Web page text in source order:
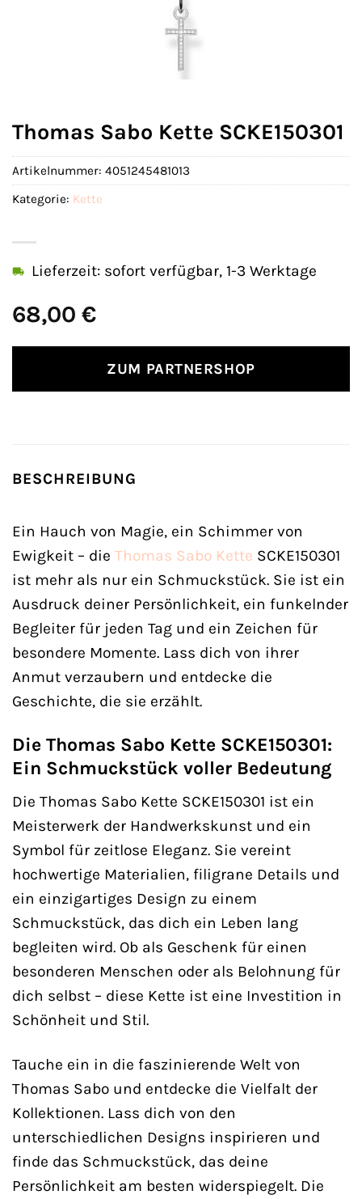
Thomas Sabo Kette SCKE150301
68,00 €
Lieferzeit: sofort verfügbar, 1-3 Werktage
ZUM PARTNERSHOP
Artikelnummer: 4051245481013
Kategorie: Kette
BESCHREIBUNG
Ein Hauch von Magie, ein Schimmer von
Ewigkeit – die Thomas Sabo Kette SCKE150301
ist mehr als nur ein Schmuckstück. Sie ist ein
Ausdruck deiner Persönlichkeit, ein funkelnder
Begleiter für jeden Tag und ein Zeichen für
besondere Momente. Lass dich von ihrer
Anmut verzaubern und entdecke die
Geschichte, die sie erzählt.
Die Thomas Sabo Kette SCKE150301:
Ein Schmuckstück voller Bedeutung
Die Thomas Sabo Kette SCKE150301 ist ein
Meisterwerk der Handwerkskunst und ein
Symbol für zeitlose Eleganz. Sie vereint
hochwertige Materialien, filigrane Details und
ein einzigartiges Design zu einem
Schmuckstück, das dich ein Leben lang
begleiten wird. Ob als Geschenk für einen
besonderen Menschen oder als Belohnung für
dich selbst – diese Kette ist eine Investition in
Schönheit und Stil.
Tauche ein in die faszinierende Welt von
Thomas Sabo und entdecke die Vielfalt der
Kollektionen. Lass dich von den
unterschiedlichen Designs inspirieren und
finde das Schmuckstück, das deine
Persönlichkeit am besten widerspiegelt. Die